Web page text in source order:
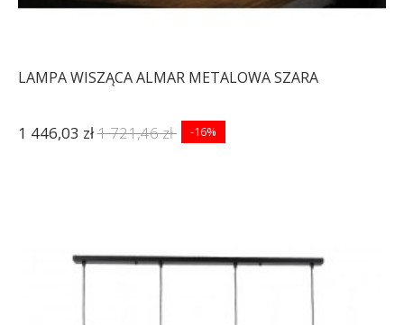
LAMPA WISZĄCA ALMAR METALOWA SZARA
1 446,03 zł1 721,46 zł -16%